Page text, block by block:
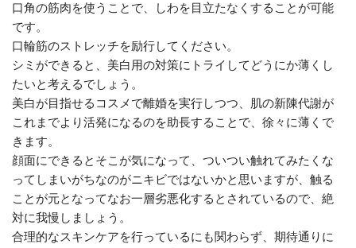
口角の筋肉を使うことで、しわを目立たなくすることが可能
です。
口輪筋のストレッチを励行してください。
シミができると、美白用の対策にトライしてどうにか薄くし
たいと考えるでしょう。
美白が目指せるコスメで離婚を実行しつつ、肌の新陳代謝が
これまでより活発になるのを助長することで、徐々に薄くで
きます。
顔面にできるとそこが気になって、ついつい触れてみたくな
ってしまいがちなのがニキビではないかと思いますが、触る
ことが元となってなお一層劣悪化するとされているので、絶
対に我慢しましょう。
合理的なスキンケアを行っているにも関わらず、期待通りに